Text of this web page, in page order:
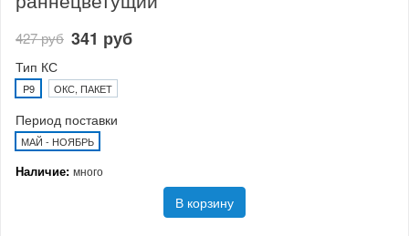
427 руб 341 руб
Тип КС
P9 ОКС, ПАКЕТ
Период поставки
МАЙ - НОЯБРЬ
Наличие: много
В корзину